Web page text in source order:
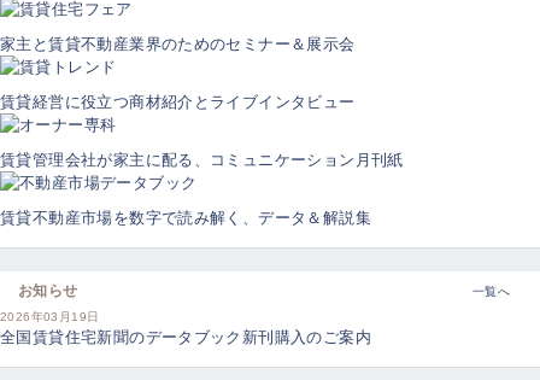
家主と賃貸不動産業界のためのセミナー＆展示会
賃貸経営に役立つ商材紹介とライブインタビュー
賃貸管理会社が家主に配る、コミュニケーション月刊紙
賃貸不動産市場を数字で読み解く、データ＆解説集
お知らせ
一覧へ
2026年03月19日
全国賃貸住宅新聞のデータブック新刊購入のご案内